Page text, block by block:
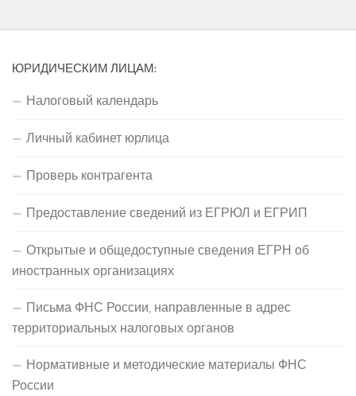
ЮРИДИЧЕСКИМ ЛИЦАМ:
Налоговый календарь
Личный кабинет юрлица
Проверь контрагента
Предоставление сведений из ЕГРЮЛ и ЕГРИП
Открытые и общедоступные сведения ЕГРН об
иностранных организациях
Письма ФНС России, направленные в адрес
территориальных налоговых органов
Нормативные и методические материалы ФНС
России